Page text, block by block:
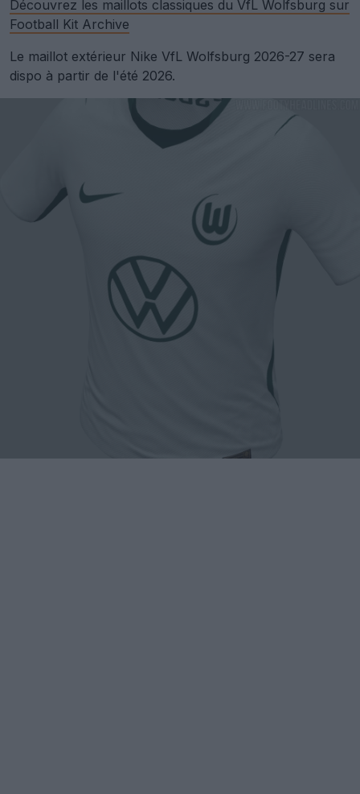
Découvrez les maillots classiques du VfL Wolfsburg sur
Football Kit Archive
Le maillot extérieur Nike VfL Wolfsburg 2026-27 sera
dispo à partir de l'été 2026.